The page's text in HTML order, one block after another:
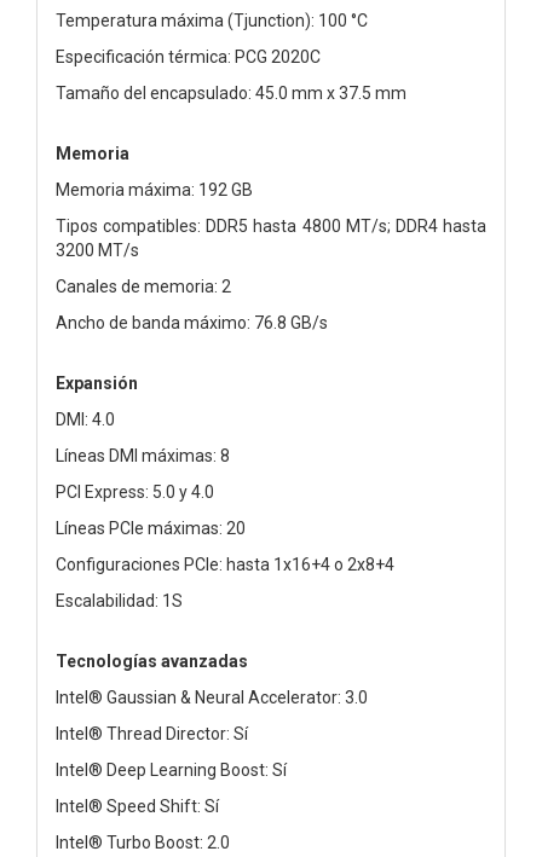
Temperatura máxima (Tjunction): 100 °C
Especificación térmica: PCG 2020C
Tamaño del encapsulado: 45.0 mm x 37.5 mm
Memoria
Memoria máxima: 192 GB
Tipos compatibles: DDR5 hasta 4800 MT/s; DDR4 hasta
3200 MT/s
Canales de memoria: 2
Ancho de banda máximo: 76.8 GB/s
Expansión
DMI: 4.0
Líneas DMI máximas: 8
PCI Express: 5.0 y 4.0
Líneas PCIe máximas: 20
Configuraciones PCIe: hasta 1x16+4 o 2x8+4
Escalabilidad: 1S
Tecnologías avanzadas
Intel® Gaussian & Neural Accelerator: 3.0
Intel® Thread Director: Sí
Intel® Deep Learning Boost: Sí
Intel® Speed Shift: Sí
Intel® Turbo Boost: 2.0